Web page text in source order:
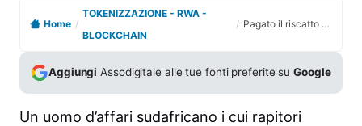
Home /
TOKENIZZAZIONE - RWA -
BLOCKCHAIN
/ Pagato il riscatto di 50 Bitcoin per liberare il Tycoon rapito in sudafrica
Aggiungi Assodigitale alle tue fonti preferite suGoogle
Un uomo d’affari sudafricano i cui rapitori